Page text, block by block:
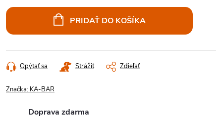
cena:
PRIDAŤ DO KOŠÍKA
Opýtať sa Strážiť Zdieľať
Značka: KA-BAR
Doprava zdarma